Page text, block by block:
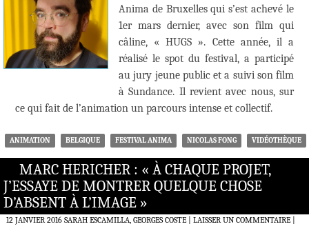
Anima de Bruxelles qui s’est achevé le
1er mars dernier, avec son film qui
câline, « HUGS ». Cette année, il a
réalisé le spot du festival, a participé
au jury jeune public et a suivi son film
à Sundance. Il revient avec nous, sur
ce qui fait de l’animation un parcours intense et collectif.
ANIMATION BELGIQUE FESTIVAL ANIMA NICOLAS FONG VIDÉOTHÈQUE
MARC HERICHER : « À CHAQUE PROJET,
J’ESSAYE DE MONTRER QUELQUE CHOSE
D’ABSENT À L’IMAGE »
12 JANVIER 2016 SARAH ESCAMILLA, GEORGES COSTE LAISSER UN COMMENTAIRE|